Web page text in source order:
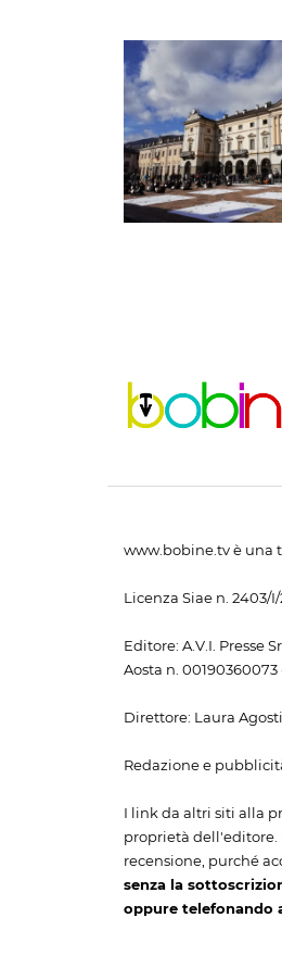
www.bobine.tv è una
Licenza Siae n. 2403/
Editore: A.V.I. Presse
Aosta n.
Direttore: Laura
Redazione e
I link da altri siti alla
proprietà dell'editore.
recensione, purché
senza la
oppure telefonando